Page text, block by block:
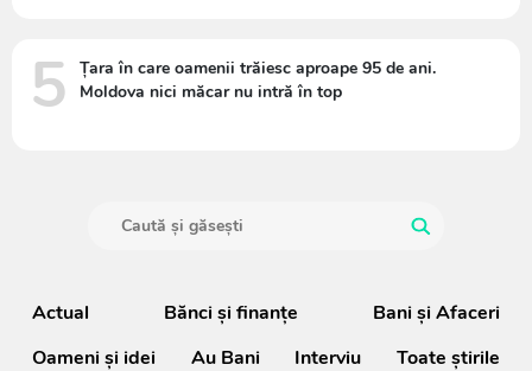
5
Țara în care oamenii trăiesc aproape 95 de ani.
Moldova nici măcar nu intră în top
Actual Bănci şi finanţe
Bani și Afaceri
Oameni şi idei
Au Bani Interviu Toate știrile